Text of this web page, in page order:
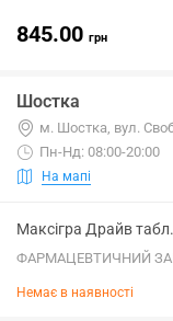
845.00 грн
Шостка
м. Шостка, вул.
Пн-Нд: 08:00-20:00
На мапі
Максігра Драйв
ФАРМАЦЕВТИЧНИЙ
Немає в наявності